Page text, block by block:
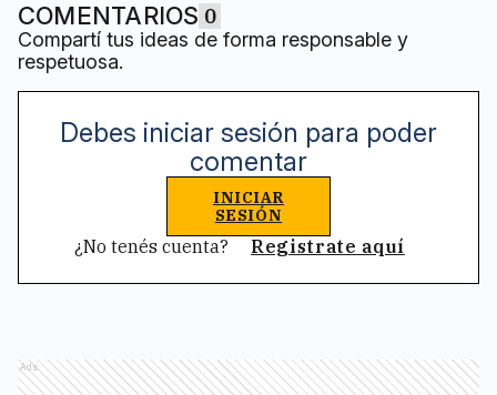
COMENTARIOS 0
Compartí tus ideas de forma responsable y
respetuosa.
Debes iniciar sesión para poder
comentar
INICIAR
SESIÓN
¿No tenés cuenta? Registrate aquí
Ads